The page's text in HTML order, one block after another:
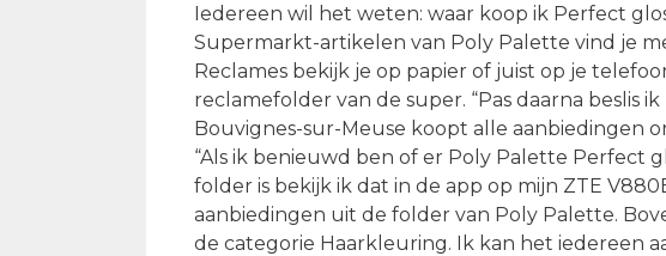
Iedereen wil het weten: waar koop ik Perfect
Supermarkt-artikelen van Poly Palette vind je
Reclames bekijk je op papier of juist op je
reclamefolder van de super. “Pas daarna beslis
Bouvignes-sur-Meuse koopt alle aanbiedingen
“Als ik benieuwd ben of er Poly Palette Perfect
folder is bekijk ik dat in de app op mijn ZTE
aanbiedingen uit de folder van Poly Palette.
de categorie Haarkleuring. Ik kan het iedereen